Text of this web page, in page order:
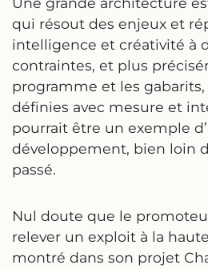
qui résout des enjeux et
intelligence et créativité à
contraintes, et plus
programme et les
définies avec mesure et
pourrait être un exemple
développement, bien loin
passé.
Nul doute que le
relever un exploit à la
montré dans son projet